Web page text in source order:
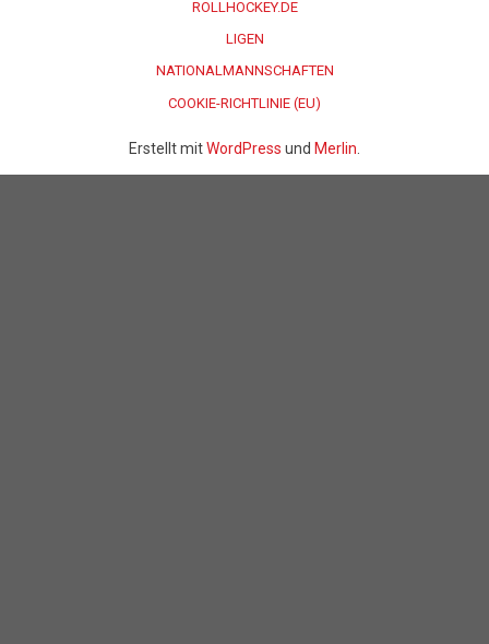
ROLLHOCKEY.DE
LIGEN
NATIONALMANNSCHAFTEN
COOKIE-RICHTLINIE (EU)
Erstellt mitWordPress und Merlin